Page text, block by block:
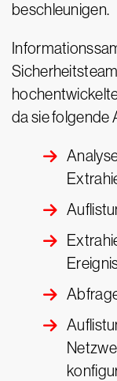
beschleunigen.
da sie folgende